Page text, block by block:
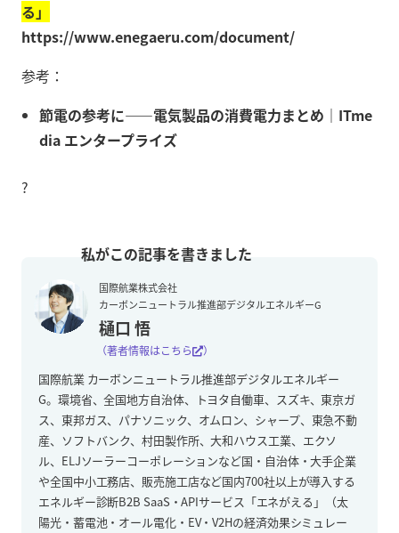
る」
https://www.enegaeru.com/document/
参考：
節電の参考に――電気製品の消費電力まとめ｜ITme
dia エンタープライズ
?
国際航業株式会社
カーボンニュートラル推進部デジタルエネルギーG
樋口 悟
（著者情報はこちら ）
国際航業 カーボンニュートラル推進部デジタルエネルギー
G。環境省、全国地方自治体、トヨタ自働車、スズキ、東京ガ
ス、東邦ガス、パナソニック、オムロン、シャープ、東急不動
産、ソフトバンク、村田製作所、大和ハウス工業、エクソ
ル、ELJソーラーコーポレーションなど国・自治体・大手企業
や全国中小工務店、販売施工店など国内700社以上が導入する
エネルギー診断B2B SaaS・APIサービス「エネがえる」（太
陽光・蓄電池・オール電化・EV・V2Hの経済効果シミュレー